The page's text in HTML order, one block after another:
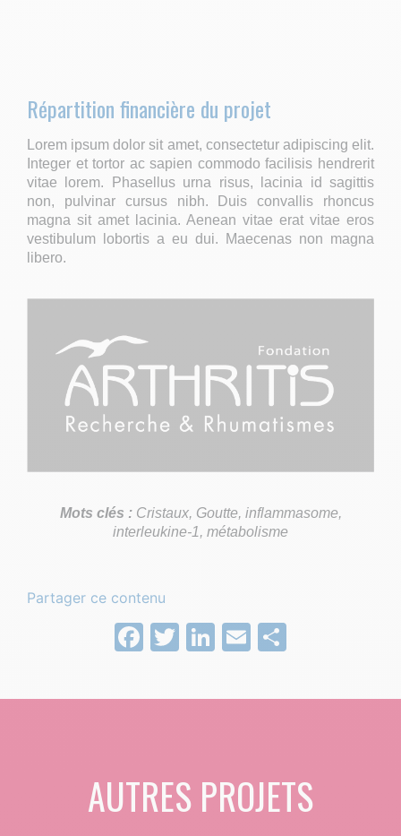
Répartition financière du projet
Lorem ipsum dolor sit amet, consectetur adipiscing elit.
Integer et tortor ac sapien commodo facilisis hendrerit
vitae lorem. Phasellus urna risus, lacinia id sagittis
non, pulvinar cursus nibh. Duis convallis rhoncus
magna sit amet lacinia. Aenean vitae erat vitae eros
vestibulum lobortis a eu dui. Maecenas non magna
libero.
Mots clés :Cristaux, Goutte, inflammasome,
interleukine-1, métabolisme
Partager ce contenu
Facebook
Twitter
LinkedIn
Email
AUTRES PROJETS